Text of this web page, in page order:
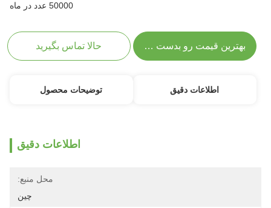
50000 عدد در ماه
بهترین قیمت رو بدست بیار حالا تماس بگیرید
اطلاعات دقیق توضیحات محصول
اطلاعات دقیق
محل منبع:
چین